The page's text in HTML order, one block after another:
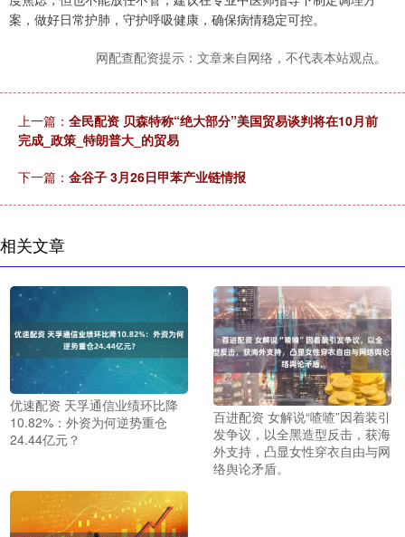
案，做好日常护肺，守护呼吸健康，确保病情稳定可控。
网配查配资提示：文章来自网络，不代表本站观点。
上一篇： 全民配资 贝森特称“绝大部分”美国贸易谈判将在10月前
完成_政策_特朗普大_的贸易
下一篇： 金谷子 3月26日甲苯产业链情报
相关文章
优速配资 天孚通信业绩环比降
10.82%：外资为何逆势重仓
24.44亿元？
百进配资 女解说“喳喳”因着装引
发争议，以全黑造型反击，获海
外支持，凸显女性穿衣自由与网
络舆论矛盾。